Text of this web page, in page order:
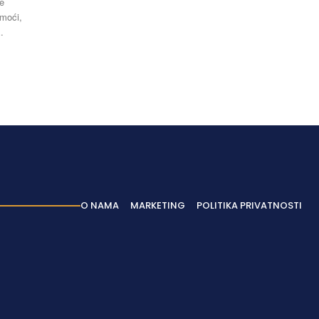
O NAMA MARKETING POLITIKA PRIVATNOSTI